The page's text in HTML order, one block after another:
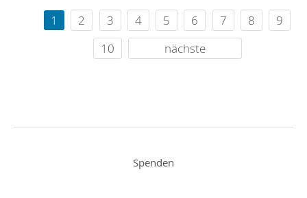
1 2 3 4 5 6 7 8
9
10
nächste
Spenden